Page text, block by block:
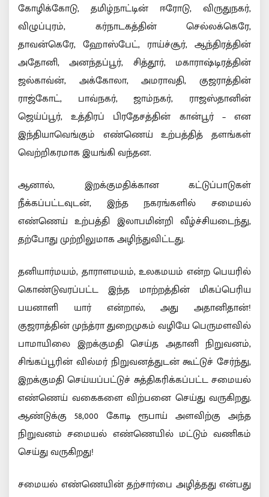
கோழிக்கோடு, தமிழ்நாட்டின் ஈரோடு, விருதுநகர்,
விழுப்புரம், கர்நாடகத்தின் செல்லக்கெரே,
தாவன்கெரே, ஹோஸ்பேட், ராய்ச்சூர், ஆந்திரத்தின்
அதோனி, அனந்தப்பூர், சித்தூர், மகாராஷ்டிரத்தின்
ஜல்காவ்ன், அக்கோலா, அமராவதி, குஜராத்தின்
ராஜ்கோட், பாவ்நகர், ஜாம்நகர், ராஜஸ்தானின்
ஜெய்ப்பூர், உத்திரப் பிரதேசத்தின் கான்பூர் – என
இந்தியாவெங்கும் எண்ணெய் உற்பத்தித் தளங்கள்
வெற்றிகரமாக இயங்கி வந்தன.
ஆனால், இறக்குமதிக்கான கட்டுப்பாடுகள்
நீக்கப்பட்டவுடன், இந்த நகரங்களில் சமையல்
எண்ணெய் உற்பத்தி இலாபமின்றி வீழ்ச்சியடைந்து,
தற்போது முற்றிலுமாக அழிந்துவிட்டது.
தனியார்மயம், தாராளமயம், உலகமயம் என்ற பெயரில்
கொண்டுவரப்பட்ட இந்த மாற்றத்தின் மிகப்பெரிய
பயனாளி யார் என்றால், அது அதானிதான்!
குஜராத்தின் முந்த்ரா துறைமுகம் வழியே பெருமளவில்
பாமாயிலை இறக்குமதி செய்த அதானி நிறுவனம்,
சிங்கப்பூரின் வில்மர் நிறுவனத்துடன் கூட்டுச் சேர்ந்து,
இறக்குமதி செய்யப்பட்டுச் சுத்திகரிக்கப்பட்ட சமையல்
எண்ணெய் வகைகளை விற்பனை செய்து வருகிறது.
ஆண்டுக்கு 58,000 கோடி ரூபாய் அளவிற்கு அந்த
நிறுவனம் சமையல் எண்ணெயில் மட்டும் வணிகம்
செய்து வருகிறது!
சமையல் எண்ணெயின் தற்சார்பை அழித்தது என்பது